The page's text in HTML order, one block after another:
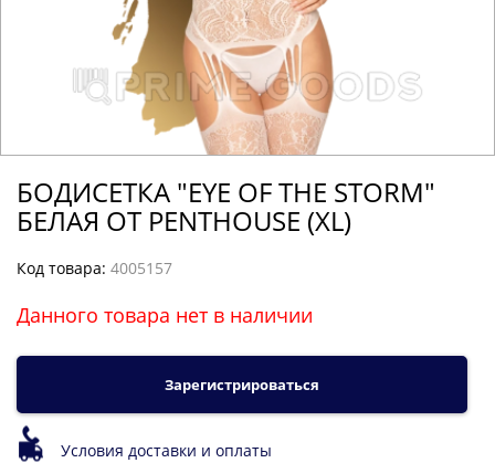
БОДИСЕТКА "EYE OF THE STORM"
БЕЛАЯ ОТ PENTHOUSE (XL)
Код товара: 4005157
Данного товара нет в наличии
Зарегистрироваться
Условия доставки и оплаты